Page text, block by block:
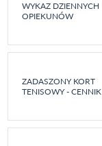
WYKAZ DZIENNYCH
OPIEKUNÓW
ZADASZONY KORT
TENISOWY - CENNIK